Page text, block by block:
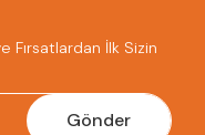
Fırsatlardan İlk Sizin
Gönder